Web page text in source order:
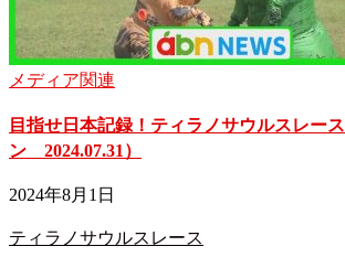
メディア関連
目指せ日本記録！ティラノサウルスレー
ン 2024.07.31）
2024年8月1日
ティラノサウルスレース